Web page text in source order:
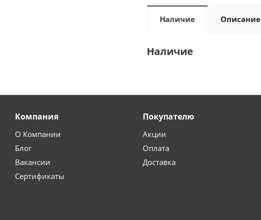
Наличие Описание
Наличие
Компания
О Компании
Блог
Вакансии
Сертификаты
Покупателю
Акции
Оплата
Доставка